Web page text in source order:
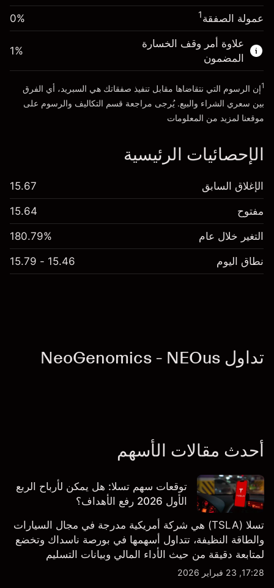
انتقل إلى المنصة
حجم الصفقة بالرافعة المالية ~
الأموال من الرافعة المالية ~ دولار
انتقل إلى المنصة
عمولة الصفقة1
0%
علاوة أمر وقف الخسارة
المضمون
1%
1إن الرسوم التي نتقاضاها مقابل تنفيذ صفقاتك هي السبريد، أي الفرق
بين سعري الشراء والبيع. يُرجى مراجعة قسم التكاليف والرسوم على
موقعنا لمزيد من المعلومات
الإحصائيات الرئيسية
الإغلاق السابق 15.67
مفتوح 15.64
التغير خلال عام 180.79%
نطاق اليوم 15.46 - 15.79
تداول NeoGenomics - NEOus
أحدث مقالات الأسهم
توقعات سهم تسلا: هل يمكن لأرباح الربع
الأول 2026 رفع الأهداف؟
تسلا (TSLA) هي شركة أمريكية مدرجة في مجال السيارات
والطاقة النظيفة، تتداول أسهمها في بورصة ناسداك وتخضع
لمتابعة دقيقة من حيث الأداء المالي وبيانات التسليم
والتطورات في التكنولوجيا والتصنيع. استكشف أهداف أسعار
17:28, 23 فبراير 2026